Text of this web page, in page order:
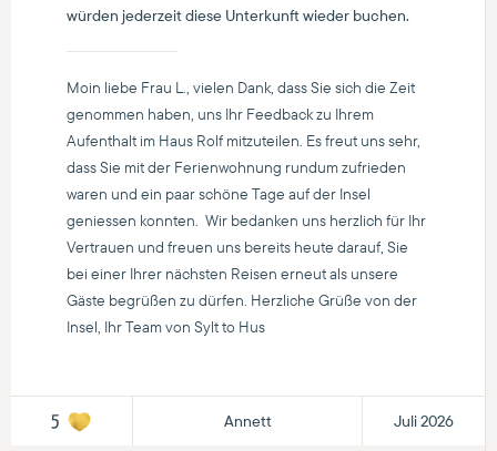
würden jederzeit diese Unterkunft wieder buchen.
Moin liebe Frau L., vielen Dank, dass Sie sich die Zeit
genommen haben, uns Ihr Feedback zu Ihrem
Aufenthalt im Haus Rolf mitzuteilen. Es freut uns sehr,
dass Sie mit der Ferienwohnung rundum zufrieden
waren und ein paar schöne Tage auf der Insel
geniessen konnten. Wir bedanken uns herzlich für Ihr
Vertrauen und freuen uns bereits heute darauf, Sie
bei einer Ihrer nächsten Reisen erneut als unsere
Gäste begrüßen zu dürfen. Herzliche Grüße von der
Insel, Ihr Team von Sylt to Hus
5 Annett Juli 2026